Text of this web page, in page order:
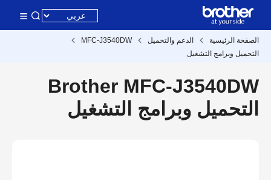
الصفحة الرئيسية الدعم والتحميل
MFC-J3540DW
التحميل وبرامج التشغيل
Brother MFC-J3540DW
التحميل وبرامج التشغيل